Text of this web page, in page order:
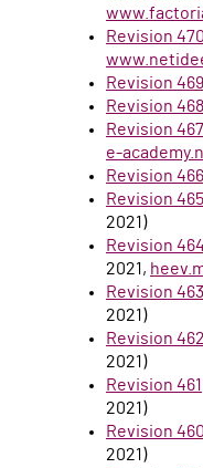
Revision 470
Revision 469
Revision 468
Revision 467
e-
Revision 466
Revision 465
2021)
Revision 464
2021,
Revision 463
2021)
Revision 462
2021)
Revision 461
2021)
Revision 460
2021)